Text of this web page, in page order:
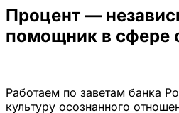
Процент —
помощник в сфере
Работаем по заветам банка
культуру осознанного